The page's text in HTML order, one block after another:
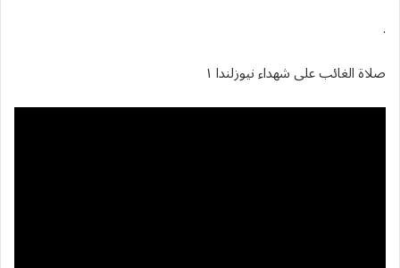
.
صلاة الغائب على شهداء نيوزلندا ١